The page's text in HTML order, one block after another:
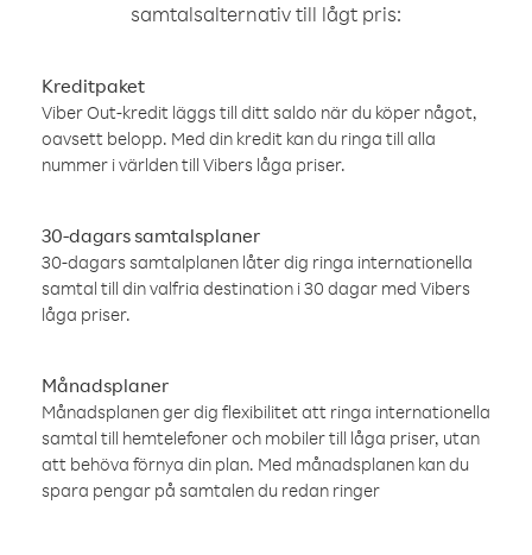
samtalsalternativ till lågt pris:
Kreditpaket
Viber Out-kredit läggs till ditt saldo när du köper något,
oavsett belopp. Med din kredit kan du ringa till alla
nummer i världen till Vibers låga priser.
30-dagars samtalsplaner
30-dagars samtalplanen låter dig ringa internationella
samtal till din valfria destination i 30 dagar med Vibers
låga priser.
Månadsplaner
Månadsplanen ger dig flexibilitet att ringa internationella
samtal till hemtelefoner och mobiler till låga priser, utan
att behöva förnya din plan. Med månadsplanen kan du
spara pengar på samtalen du redan ringer